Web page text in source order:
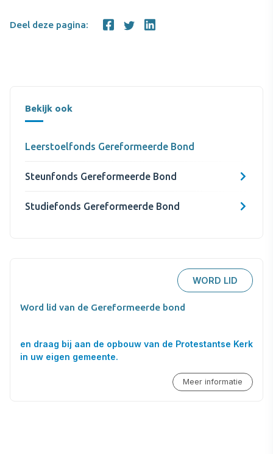
Deel deze pagina:
Bekijk ook
Leerstoelfonds Gereformeerde Bond
Steunfonds Gereformeerde Bond
Studiefonds Gereformeerde Bond
WORD LID
Word lid van de Gereformeerde bond
en draag bij aan de opbouw van de Protestantse Kerk
in uw eigen gemeente.
Meer informatie